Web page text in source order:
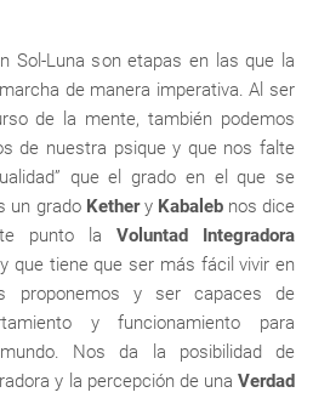
Sol-Luna son etapas en las que la
de manera imperativa. Al ser
de la mente, también podemos
de nuestra psique y que nos falte
que el grado en el que se
un grado Kethery Kabalebnos dice
punto la Voluntad Integradora
que tiene que ser más fácil vivir en
proponemos y ser capaces de
y funcionamiento para
Nos da la posibilidad de
y la percepción de una Verdad